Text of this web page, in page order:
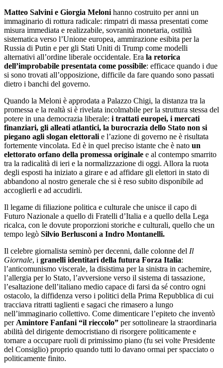
Matteo Salvini e Giorgia Meloni hanno costruito per anni un
immaginario di rottura radicale: rimpatri di massa presentati come
misura immediata e realizzabile, sovranità monetaria, ostilità
sistematica verso l’Unione europea, ammirazione esibita per la
Russia di Putin e per gli Stati Uniti di Trump come modelli
alternativi all’ordine liberale occidentale. Era la retorica
dell’improbabile presentata come possibile: efficace quando i due
si sono trovati all’opposizione, difficile da fare quando sono passati
dietro i banchi del governo.
Quando la Meloni è approdata a Palazzo Chigi, la distanza tra la
promessa e la realtà si è rivelata incolmabile per la struttura stessa del
potere in una democrazia liberale: i trattati europei, i mercati
finanziari, gli alleati atlantici, la burocrazia dello Stato non si
piegano agli slogan elettorali e l’azione di governo ne è risultata
fortemente vincolata. Ed è in quel preciso istante che è nato un
elettorato orfano della promessa originale e al contempo smarrito
tra la radicalità di ieri e la normalizzazione di oggi. Allora la ruota
degli esposti ha iniziato a girare e ad affidare gli elettori in stato di
abbandono al nostro generale che si è reso subito disponibile ad
accoglierli e ad accudirli.
Il legame di filiazione politica e culturale che unisce il capo di
Futuro Nazionale a quello di Fratelli d’Italia e a quello della Lega
ricalca, con le dovute proporzioni storiche e culturali, quello che un
tempo legò Silvio Berlusconi a Indro Montanelli.
Il celebre giornalista seminò per decenni, dalle colonne del Il
Giornale, i granelli identitari della futura Forza Italia:
l’anticomunismo viscerale, la disistima per la sinistra in cachemire,
l’allergia per lo Stato, l’avversione verso il sistema di tassazione,
l’esaltazione dell’italiano medio capace di farsi da sé contro ogni
ostacolo, la diffidenza verso i politici della Prima Repubblica di cui
tracciava ritratti taglienti e sagaci che rimasero a lungo
nell’immaginario collettivo. Come dimenticare l’epiteto che inventò
per Amintore Fanfani “il rieccolo” per sottolineare la straordinaria
abilità del dirigente democristiano di risorgere politicamente e
tornare a occupare ruoli di primissimo piano (fu sei volte Presidente
del Consiglio) proprio quando tutti lo davano ormai per spacciato o
politicamente finito.